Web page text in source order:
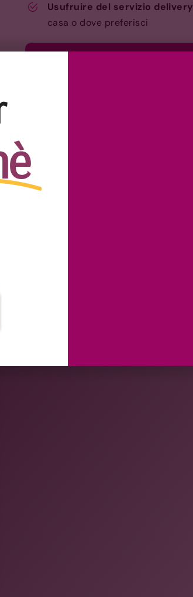
Usufruire del servizio delivery
casa o dove preferisci